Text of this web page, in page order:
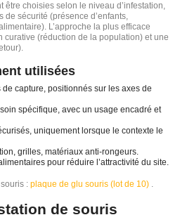
être choisies selon le niveau d’infestation,
de sécurité (présence d’enfants,
L’approche la plus efficace
curative (réduction de la population) et une
utilisées
capture, positionnés sur les axes de
spécifique, avec un usage encadré et
uniquement lorsque le contexte le
grilles, matériaux anti-rongeurs.
pour réduire l’attractivité du site.
: plaque de glu souris (lot de 10) .
de souris